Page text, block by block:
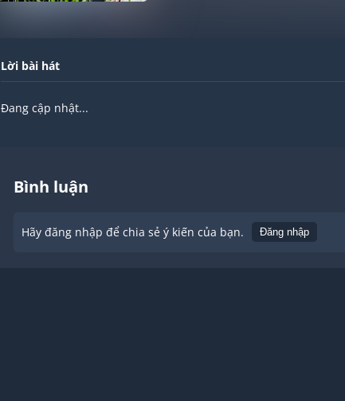
Lời bài hát
Đang cập nhật...
Bình luận
Hãy đăng nhập để chia sẻ ý kiến của bạn. Đăng nhập